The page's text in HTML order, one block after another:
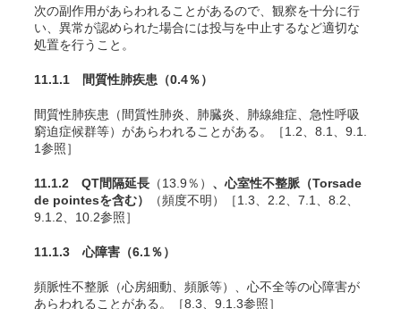
次の副作用があらわれることがあるので、観察を十分に行
い、異常が認められた場合には投与を中止するなど適切な
処置を行うこと。
11.1.1 間質性肺疾患 （0.4％）
間質性肺疾患（間質性肺炎、肺臓炎、肺線維症、急性呼吸
窮迫症候群等）があらわれることがある。［1.2、8.1、9.1.
1参照］
11.1.2 QT間隔延長 （13.9％） 、心室性不整脈（Torsade
de pointesを含む）
（頻度不明）［1.3、2.2、7.1、8.2、
9.1.2、10.2参照］
11.1.3 心障害 （6.1％）
頻脈性不整脈（心房細動、頻脈等）、心不全等の心障害が
あらわれることがある。［8.3、9.1.3参照］